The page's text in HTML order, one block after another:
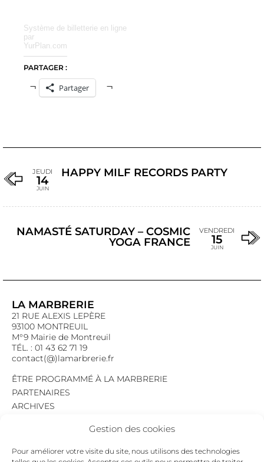
Gestion des cookies
Pour améliorer votre visite du site, nous utilisons des technologies
Système de billetterie en ligne
par
YurPlan.com
PARTAGER :
Partager
JEUDI
14
JUIN
HAPPY MILF RECORDS PARTY
NAMASTÉ SATURDAY – COSMIC
YOGA FRANCE
VENDREDI
15
JUIN
LA MARBRERIE
21 RUE ALEXIS LEPÈRE
93100 MONTREUIL
M°9 Mairie de Montreuil
TÉL. : 01 43 62 71 19
contact(@)lamarbrerie.fr
ÊTRE PROGRAMMÉ À LA MARBRERIE
PARTENAIRES
ARCHIVES
MENTIONS LÉGALES
POLITIQUE DE CONFIDENTIALITÉ